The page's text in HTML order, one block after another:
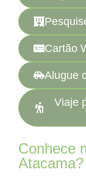
Cartão
Alugue
Viaje
Conhece
Atacama?